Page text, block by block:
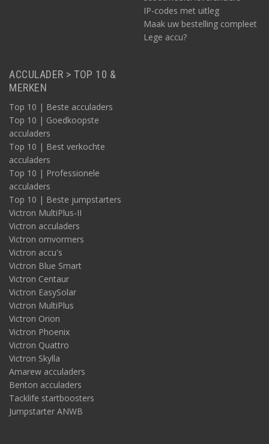
IP-codes met uitleg
Maak uw bestelling compleet
Lege accu?
ACCULADER > TOP 10 &
MERKEN
Top 10 | Beste acculaders
Top 10 | Goedkoopste
acculaders
Top 10 | Best verkochte
acculaders
Top 10 | Professionele
acculaders
Top 10 | Beste jumpstarters
Victron MultiPlus-II
Victron acculaders
Victron omvormers
Victron accu's
Victron Blue Smart
Victron Centaur
Victron EasySolar
Victron MultiPlus
Victron Orion
Victron Phoenix
Victron Quattro
Victron Skylla
Amarew acculaders
Benton acculaders
Tacklife startboosters
Jumpstarter ANWB